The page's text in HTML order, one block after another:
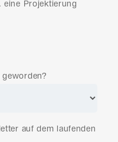
eine Projektierung
auf dem laufenden